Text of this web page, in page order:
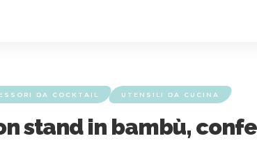
DA COCKTAIL UTENSILI DA CUCINA
stand in bambù,